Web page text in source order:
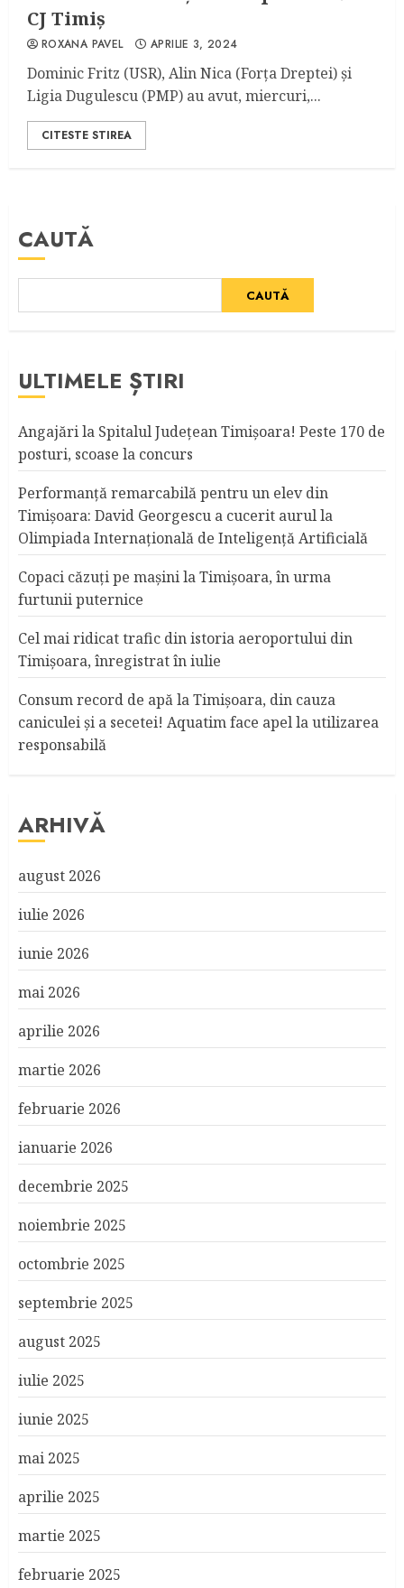
CJ Timiș
ROXANA PAVEL APRILIE 3, 2024
Dominic Fritz (USR), Alin Nica (Forța Dreptei) și
Ligia Dugulescu (PMP) au avut, miercuri,...
CITESTE STIREA
CAUTĂ
CAUTĂ
ULTIMELE ȘTIRI
Angajări la Spitalul Judeţean Timişoara! Peste 170 de
posturi, scoase la concurs
Performanță remarcabilă pentru un elev din
Timișoara: David Georgescu a cucerit aurul la
Olimpiada Internațională de Inteligență Artificială
Copaci căzuţi pe maşini la Timişoara, în urma
furtunii puternice
Cel mai ridicat trafic din istoria aeroportului din
Timişoara, înregistrat în iulie
Consum record de apă la Timişoara, din cauza
caniculei şi a secetei! Aquatim face apel la utilizarea
responsabilă
ARHIVĂ
august 2026
iulie 2026
iunie 2026
mai 2026
aprilie 2026
martie 2026
februarie 2026
ianuarie 2026
decembrie 2025
noiembrie 2025
octombrie 2025
septembrie 2025
august 2025
iulie 2025
iunie 2025
mai 2025
aprilie 2025
martie 2025
februarie 2025